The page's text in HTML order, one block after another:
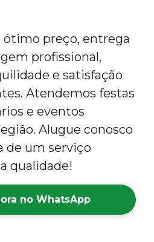
ótimo preço, entrega
profissional,
e satisfação
Atendemos festas
e eventos
Alugue conosco
de um serviço
qualidade!
no WhatsApp